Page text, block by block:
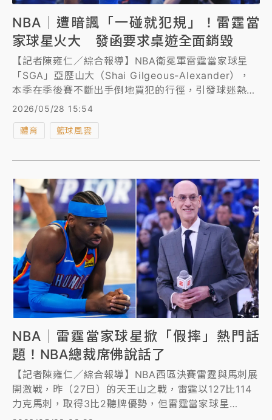
NBA｜遭暗諷「一碰就犯規」！雷霆當
家球星火大 發函要求桌遊全面銷毀
【記者陳雍仁／綜合報導】NBA衛冕軍雷霆當家球星
「SGA」亞歷山大（Shai Gilgeous-Alexander），
本季在季後賽不斷出手倒地買犯的行徑，引發球迷熱
議，美國有公司嗅到商機，推出暗諷亞歷山大「一碰就
（Dillon Brooks）擔任產品代言人，結果現在亞歷山
2026/05/28 15:54
體育 籃球風雲
NBA｜雷霆當家球星掀「假摔」熱門話
題！NBA總裁席佛說話了
【記者陳雍仁／綜合報導】NBA西區決賽雷霆與馬刺展
開激戰，昨（27日）的天王山之戰，雷霆以127比114
力克馬刺，取得3比2聽牌優勢，但雷霆當家球星